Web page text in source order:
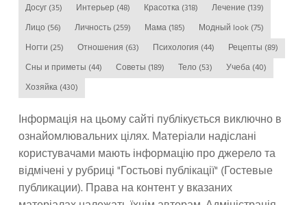
Досуг (35) Интерьер (48) Красотка (318) Лечение (139)
Лицо (56) Личность (259) Мама (185) Модный look (75)
Ногти (25) Отношения (63) Психология (44) Рецепты (89)
Сны и приметы (44) Советы (189) Тело (53) Учеба (40)
Хозяйка (430)
Інформація на цьому сайті публікується виключно в
ознайомлювальних цілях. Матеріали надіслані
користувачами мають інформацію про джерело та
відмічені у рубриці "Гостьові публікації" (Гостевые
публикации). Права на контент у вказаних